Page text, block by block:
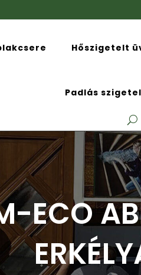
Hőszigetelt
Padlás
ECO